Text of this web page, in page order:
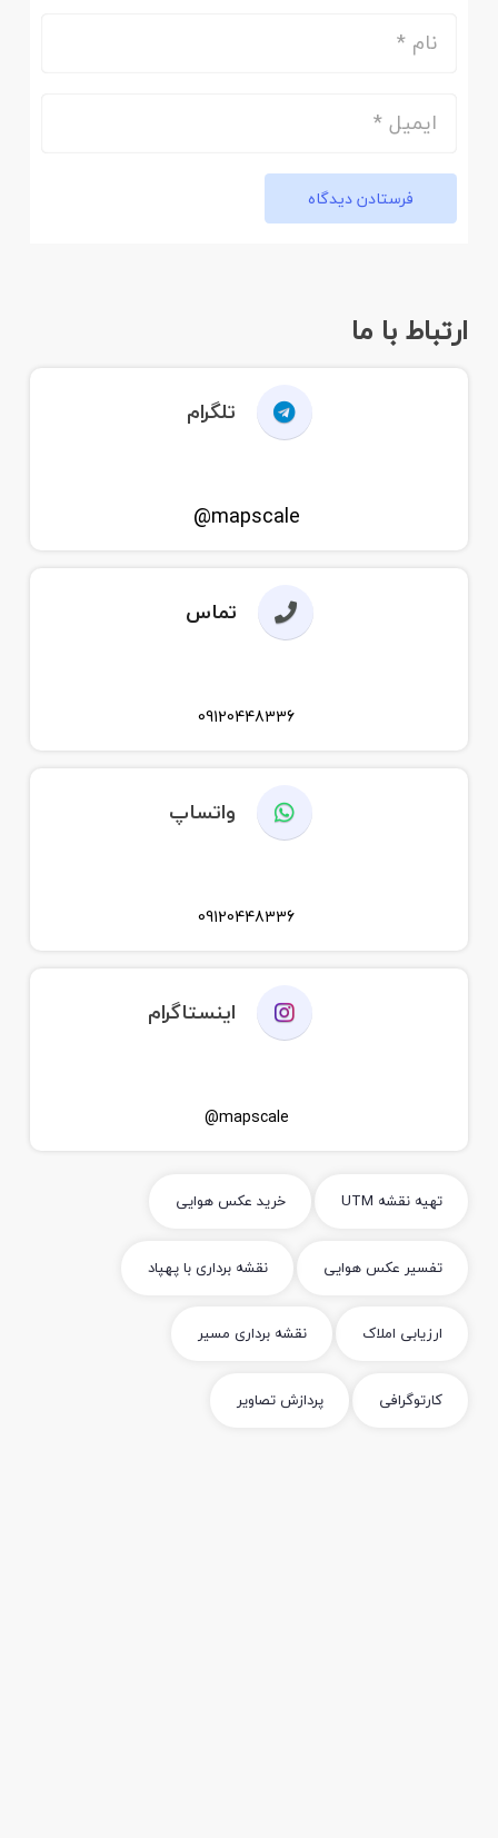
فرستادن دیدگاه
ارتباط با ما
تلگرام
mapscale@
تماس
09120448336
واتساپ
09120448336
اینستاگرام
mapscale@
تهیه نقشه UTM خرید عکس هوایی
تفسیر عکس هوایی نقشه برداری با پهپاد
ارزیابی املاک نقشه برداری مسیر
کارتوگرافی پردازش تصاویر